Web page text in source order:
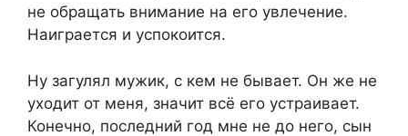
не обращать внимание на его увлечение.
Наиграется и успокоится.
Ну загулял мужик, с кем не бывает. Он же не
уходит от меня, значит всё его устраивает.
Конечно, последний год мне не до него, сын